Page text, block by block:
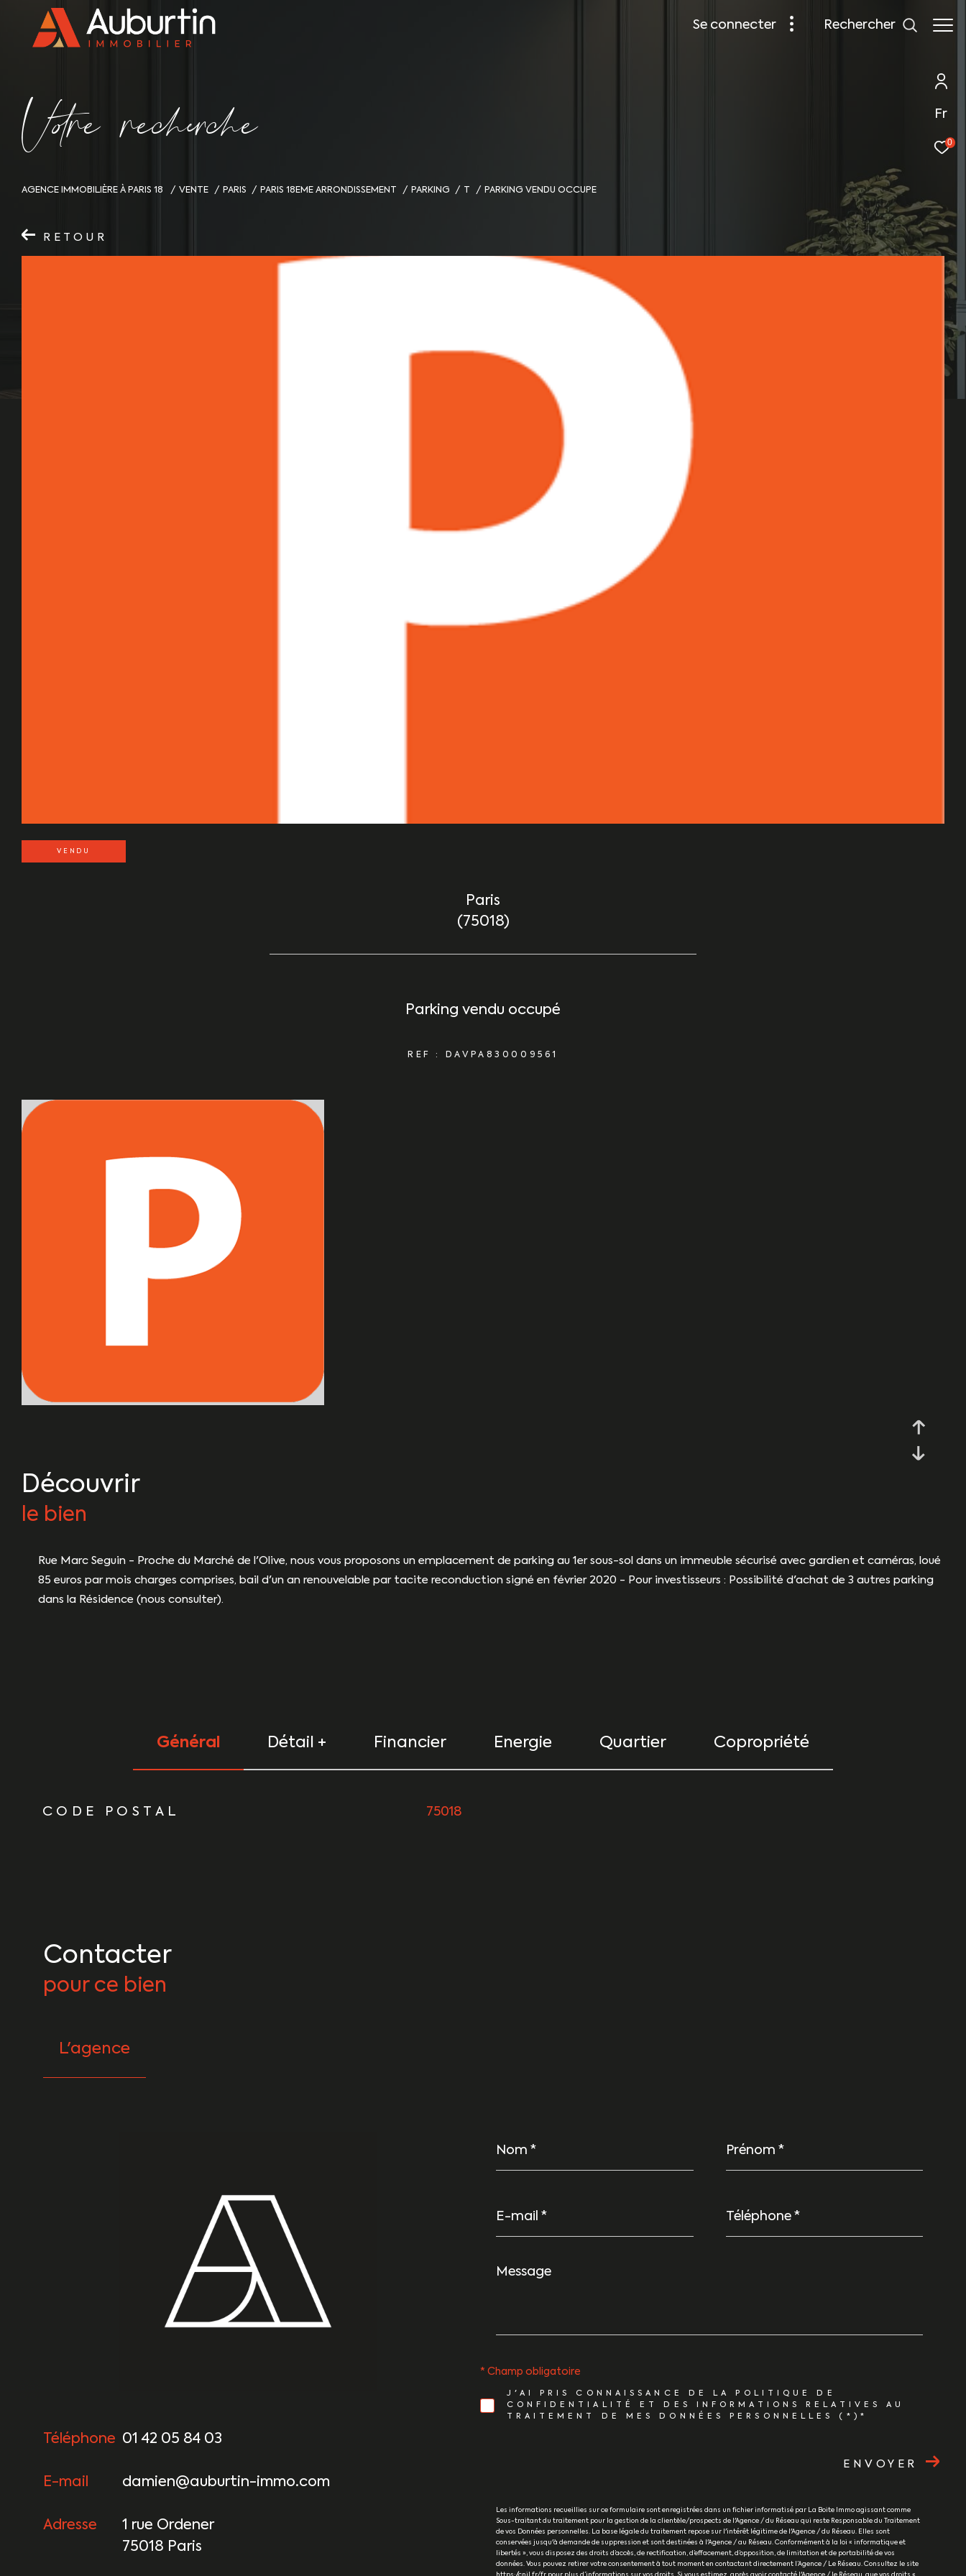
Fr
0
se connecter rechercher
Vore recece
AGENCE IMMOBILIÈRE À PARIS 18 VENTE PARIS PARIS 18EME ARRONDISSEMENT PARKING T PARKING VENDU OCCUPE
RETOUR
VENDU
Paris
(75018)
Parking vendu occupé
REF : DAVPA830009561
découvrir
le bien
Rue Marc Seguin - Proche du Marché de l'Olive, nous vous proposons un emplacement de parking au 1er sous-sol dans un immeuble sécurisé avec gardien et caméras, loué
85 euros par mois charges comprises, bail d'un an renouvelable par tacite reconduction signé en février 2020 - Pour investisseurs : Possibilité d'achat de 3 autres parking
dans la Résidence (nous consulter).
Général Détail + Financier Energie Quartier Copropriété
TRAD_ZEPHYR_Caracteristique
CODE POSTAL 75018
Contacter
pour ce bien
L'agence
Téléphone 01 42 05 84 03
E-mail damien@auburtin-immo.com
Adresse
1 rue Ordener
75018 Paris
*
*
mail
*
Message
*
J'AI PRIS CONNAISSANCE DE LA POLITIQUE DE
CONFIDENTIALITÉ ET DES INFORMATIONS RELATIVES AU
TRAITEMENT DE MES DONNÉES PERSONNELLES (*)*
* Champ obligatoire
ENVOYER
Les informations recueillies sur ce formulaire sont enregistrées dans un fichier informatisé par La Boite Immo agissant comme
Sous-traitant du traitement pour la gestion de la clientèle/prospects de l'Agence / du Réseau qui reste Responsable du Traitement
de vos Données personnelles. La base légale du traitement repose sur l'intérêt légitime de l'Agence / du Réseau. Elles sont
conservées jusqu'à demande de suppression et sont destinées à l'Agence / au Réseau. Conformément à la loi « informatique et
libertés », vous disposez des droits d’accès, de rectification, d’effacement, d’opposition, de limitation et de portabilité de vos
données. Vous pouvez retirer votre consentement à tout moment en contactant directement l’Agence / Le Réseau. Consultez le site
https://cnil.fr/fr pour plus d’informations sur vos droits. Si vous estimez, après avoir contacté l'Agence / le Réseau, que vos droits «